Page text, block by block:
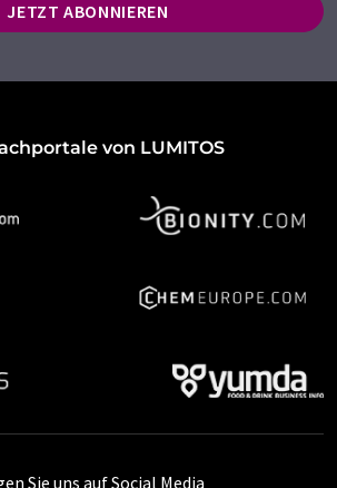
JETZT ABONNIEREN
von LUMITOS
Sie uns auf Social Media